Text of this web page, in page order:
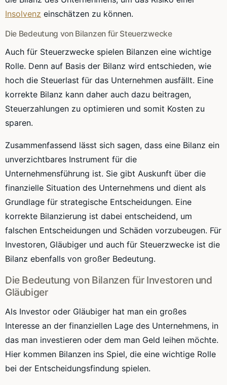
Insolvenz einschätzen zu können.
Die Bedeutung von Bilanzen für Steuerzwecke
Auch für Steuerzwecke spielen Bilanzen eine wichtige
Rolle. Denn auf Basis der Bilanz wird entschieden, wie
hoch die Steuerlast für das Unternehmen ausfällt. Eine
korrekte Bilanz kann daher auch dazu beitragen,
Steuerzahlungen zu optimieren und somit Kosten zu
sparen.
Zusammenfassend lässt sich sagen, dass eine Bilanz ein
unverzichtbares Instrument für die
Unternehmensführung ist. Sie gibt Auskunft über die
finanzielle Situation des Unternehmens und dient als
Grundlage für strategische Entscheidungen. Eine
korrekte Bilanzierung ist dabei entscheidend, um
falschen Entscheidungen und Schäden vorzubeugen. Für
Investoren, Gläubiger und auch für Steuerzwecke ist die
Bilanz ebenfalls von großer Bedeutung.
Die Bedeutung von Bilanzen für Investoren und
Gläubiger
Als Investor oder Gläubiger hat man ein großes
Interesse an der finanziellen Lage des Unternehmens, in
das man investieren oder dem man Geld leihen möchte.
Hier kommen Bilanzen ins Spiel, die eine wichtige Rolle
bei der Entscheidungsfindung spielen.